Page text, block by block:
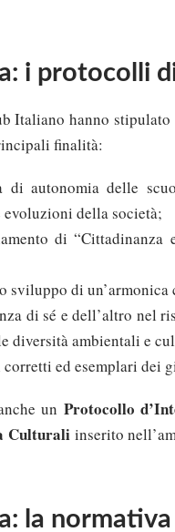
i protocolli
Italiano hanno
finalità:
di autonomia delle
della società;
di
sviluppo di
di sé e dell’altro nel
diversità ambientali e
ed esemplari dei
un Protocollo
Culturaliinserito
la normativa